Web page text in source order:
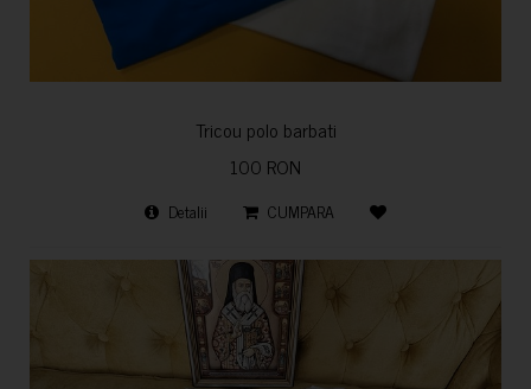
Tricou polo barbati
100 RON
Detalii CUMPARA